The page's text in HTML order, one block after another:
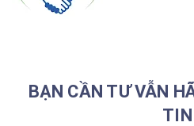
BẠN CẦN TƯ VẪN
TIN